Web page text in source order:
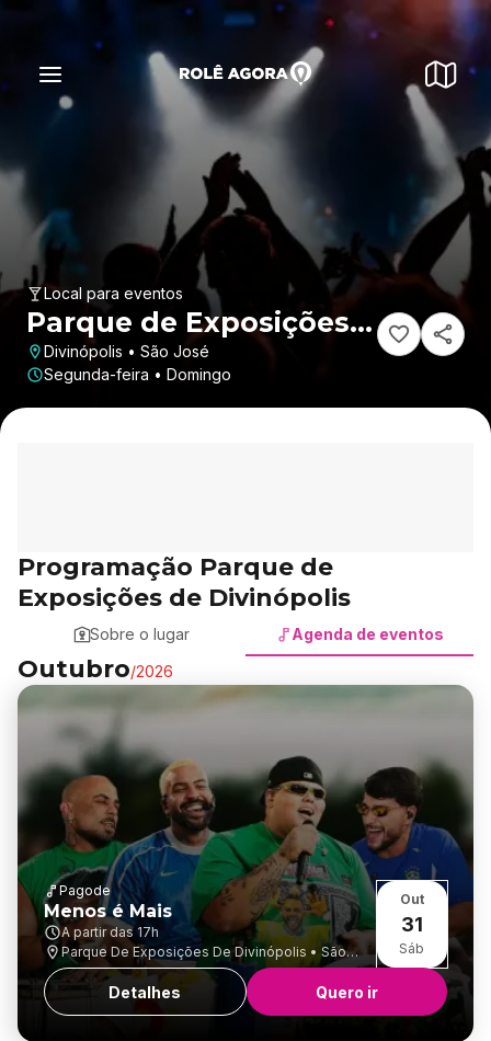
Local para eventos
Parque de Exposições
de Divinópolis
Divinópolis • São José
Segunda-feira • Domingo
Programação Parque de
Exposições de Divinópolis
Sobre o lugar Agenda de eventos
Outubro/2026
Pagode
Menos é Mais
A partir das 17h
Parque De Exposições De Divinópolis • São
José
Out
31
Sáb
Detalhes Quero ir